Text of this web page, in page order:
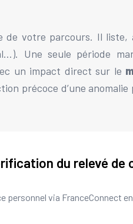
votre parcours. Il liste,
Une seule
un impact direct sur le
précoce d’une
du relevé de
personnel via FranceConnect